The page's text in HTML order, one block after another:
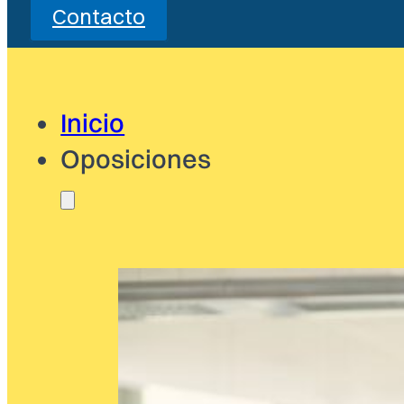
Contacto
Inicio
Oposiciones